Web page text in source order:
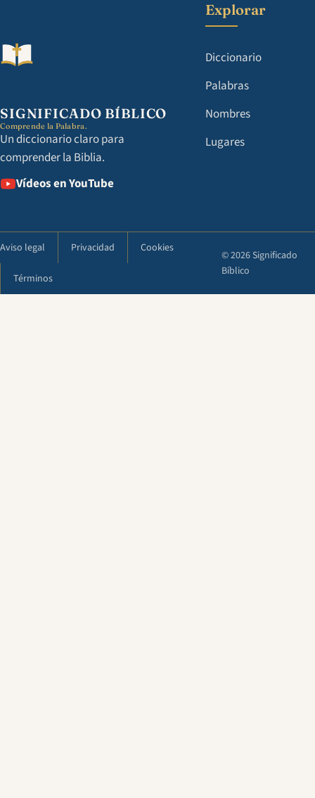
SIGNIFICADO BÍBLICO
Comprende la Palabra.
Un diccionario claro para
comprender la Biblia.
Vídeos en YouTube
Explorar
Diccionario
Palabras
Nombres
Lugares
Aviso legal Privacidad Cookies
Términos
© 2026 Significado
Bíblico